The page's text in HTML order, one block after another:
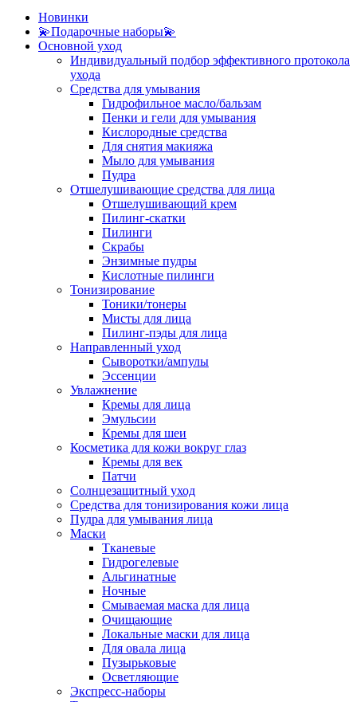
Новинки
💫Подарочные наборы💫
Основной уход
Индивидуальный подбор эффективного протокола
ухода
Средства для умывания
Гидрофильное масло/бальзам
Пенки и гели для умывания
Кислородные средства
Для снятия макияжа
Мыло для умывания
Пудра
Отшелушивающие средства для лица
Отшелушивающий крем
Пилинг-скатки
Пилинги
Скрабы
Энзимные пудры
Кислотные пилинги
Тонизирование
Тоники/тонеры
Мисты для лица
Пилинг-пэды для лица
Направленный уход
Сыворотки/ампулы
Эссенции
Увлажнение
Кремы для лица
Эмульсии
Кремы для шеи
Косметика для кожи вокруг глаз
Кремы для век
Патчи
Солнцезащитный уход
Средства для тонизирования кожи лица
Пудра для умывания лица
Маски
Тканевые
Гидрогелевые
Альгинатные
Ночные
Смываемая маска для лица
Очищающие
Локальные маски для лица
Для овала лица
Пузырьковые
Осветляющие
Экспресс-наборы